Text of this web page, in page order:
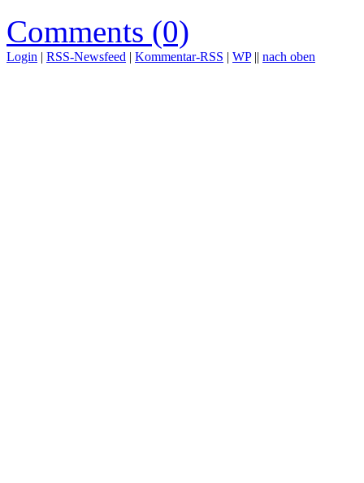
Comments (0)
Login | RSS-Newsfeed | Kommentar-RSS | WP|| nach oben